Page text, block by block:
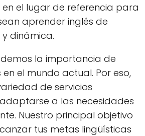
el lugar de referencia para
aprender inglés de
dinámica.
la importancia de
el mundo actual. Por eso,
de servicios
a las necesidades
Nuestro principal objetivo
tus metas lingüísticas